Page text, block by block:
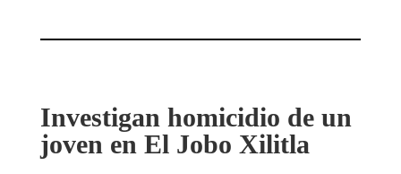
Investigan homicidio de un
joven en El Jobo Xilitla